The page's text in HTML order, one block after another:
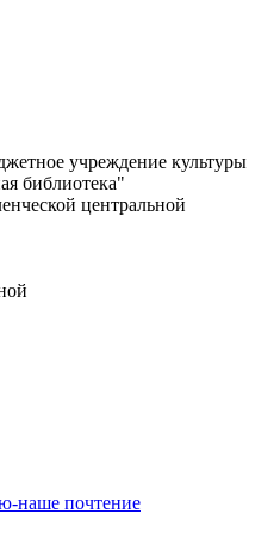
учреждение культуры
библиотека"
центральной
наше почтение